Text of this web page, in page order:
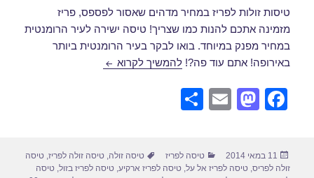
טיסות זולות לפריז במחיר מדהים שאסור לפספס, פריז
מזמינה אתכם להנות כמו שצריך! טיסה ישירה לעיר הרומנטית
במחיר מפנק במיוחד. בואו לבקר בעיר הרומנטית ביותר
באירופה! אתם עוד פה?!להמשיך לקרוא טיסה לפריז במאי 2014
F
e
M
o
E
e
פורסם
בתאריך
11 במאי 2014 קטגוריות
טיסה לפריז תגיות
טיסה זולה,טיסה זולה לפריז,טיסה
זולה לפריס,טיסה לפריז אל על,טיסה לפריז ארקיע,טיסה לפריז בזול,טיסה